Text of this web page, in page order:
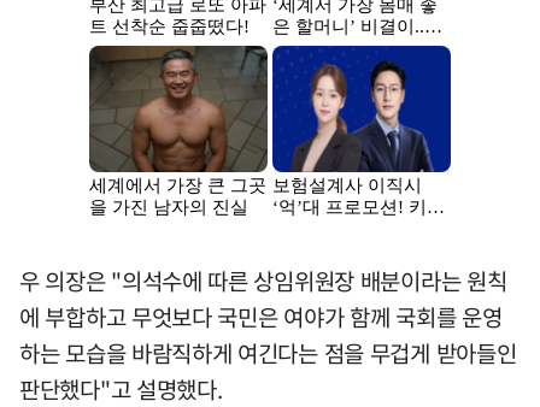
우 의장은 "의석수에 따른 상임위원장 배분이라는 원칙
에 부합하고 무엇보다 국민은 여야가 함께 국회를 운영
하는 모습을 바람직하게 여긴다는 점을 무겁게 받아들인
판단했다"고 설명했다.